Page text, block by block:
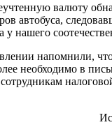
валюту
автобуса,
у нашего
напомнили,
необходимо в